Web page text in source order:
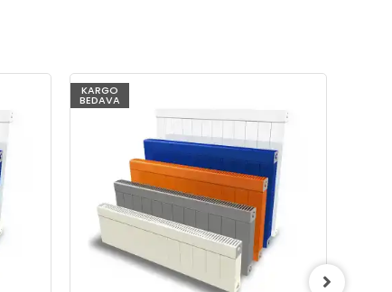
KARGO
BEDAVA